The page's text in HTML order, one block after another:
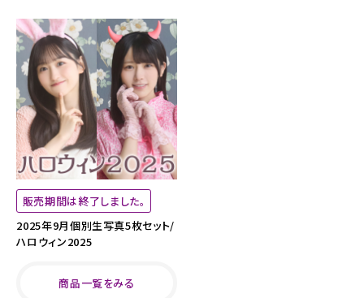
販売期間は終了しました。
2025年9月個別生写真5枚セット/
ハロウィン2025
商品一覧をみる